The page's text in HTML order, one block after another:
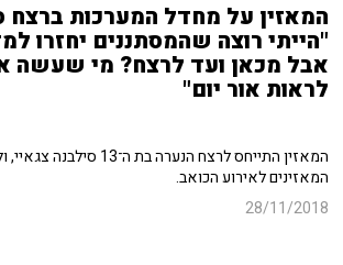
המאזין על מחדל המערכות ברצח
"הייתי רוצה שהמסתננים יחזרו
אבל מכאן ועד לרצח? מי שעשה
לראות אור יום"
המאזין התייחס לרצח הנערה בת
המאזינים לאירוע הכואב.
28/11/2018